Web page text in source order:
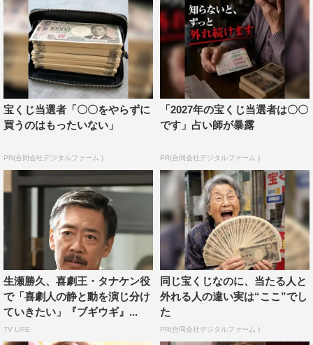
ですから、うれしかったです。喜劇王の役ですので、やは
り間とテンポにフォーカスして芝居をしています。ヒロイ
ンの趣里ちゃんとは、以前舞台でご一緒して以来の共演
で、その時は、舞台なのにほとんど絡みが無かったので、
今回、あの趣里ちゃんがって感じで（笑）。とても楽しく
お芝居が出来ました。
宝くじ当選者「〇〇をやらずに
買うのはもったいない」
PR(合同会社デジタルファーム )
「2027年の宝くじ当選者は〇〇
です」占い師が暴露
PR(合同会社デジタルファーム )
生瀬勝久、喜劇王・タナケン役
で「喜劇人の静と動を演じ分け
ていきたい」『ブギウギ』...
TV LIFE
同じ宝くじなのに、当たる人と
外れる人の違い実は“ここ”でし
た
PR(合同会社デジタルファーム )